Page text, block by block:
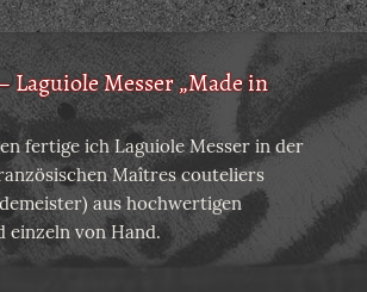
Laguiole Messer „Made in
fertige ich Laguiole Messer in der
Maîtres couteliers
aus hochwertigen
einzeln von Hand.